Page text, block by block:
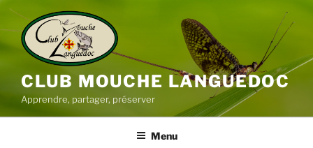
Aller
contenu
principal
CLUB MOUCHE LANGUEDOC
Apprendre, partager, préserver
Menu